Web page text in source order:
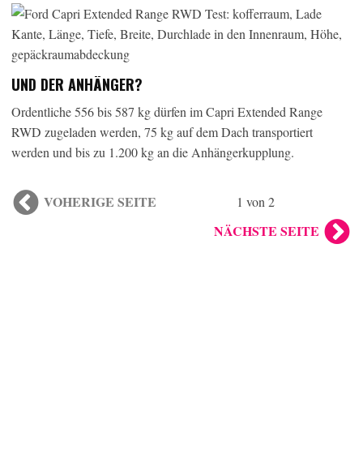
UND DER ANHÄNGER?
Ordentliche 556 bis 587 kg dürfen im Capri Extended Range
RWD zugeladen werden, 75 kg auf dem Dach transportiert
werden und bis zu 1.200 kg an die Anhängerkupplung.
VOHERIGE SEITE 1 von 2
NÄCHSTE SEITE